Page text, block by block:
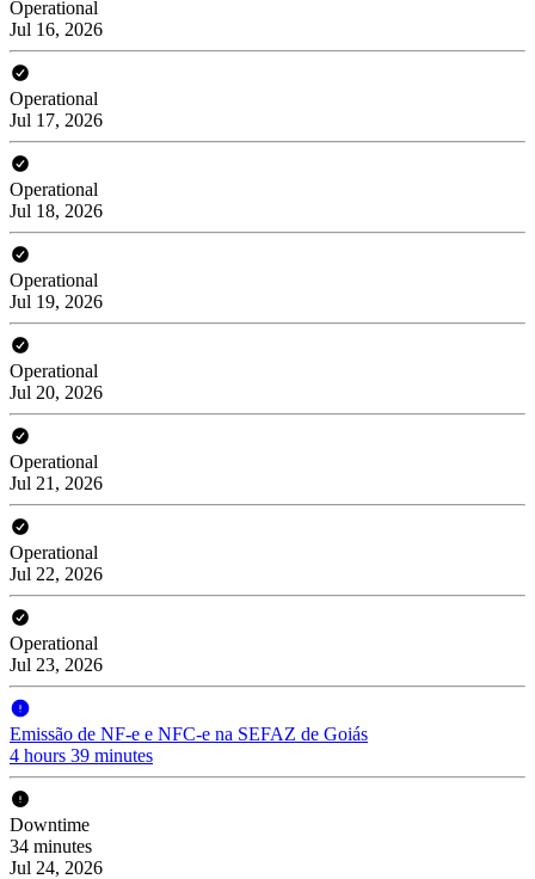
Operational
Jul 16, 2026
Operational
Jul 17, 2026
Operational
Jul 18, 2026
Operational
Jul 19, 2026
Operational
Jul 20, 2026
Operational
Jul 21, 2026
Operational
Jul 22, 2026
Operational
Jul 23, 2026
Emissão de NF-e e NFC-e na SEFAZ de Goiás
4 hours 39 minutes
Downtime
34 minutes
Jul 24, 2026